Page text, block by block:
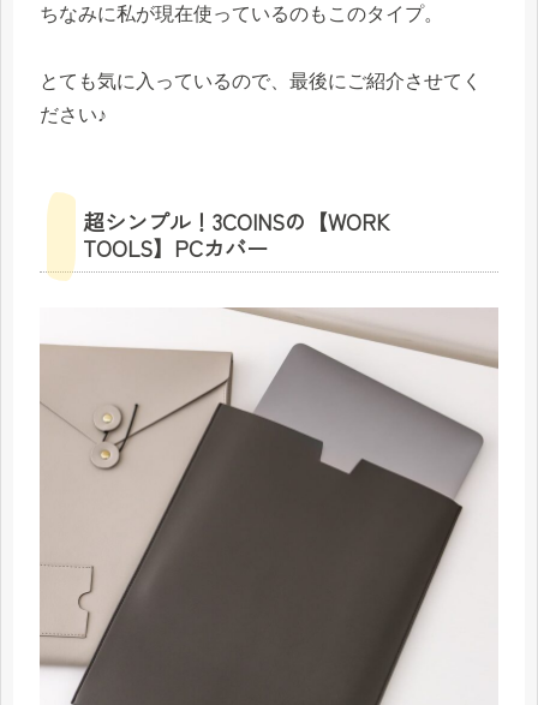
ちなみに私が現在使っているのもこのタイプ。
とても気に入っているので、最後にご紹介させてく
ださい♪
超シンプル！3COINSの【WORK
TOOLS】PCカバー